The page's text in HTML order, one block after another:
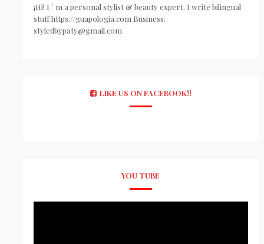
¡Hi! I ´ m a personal stylist & beauty expert. I write bilingual
stuff https://guapologia.com Business:
styledbypaty@gmail.com
LIKE US ON FACEBOOK!!
YOU TUBE